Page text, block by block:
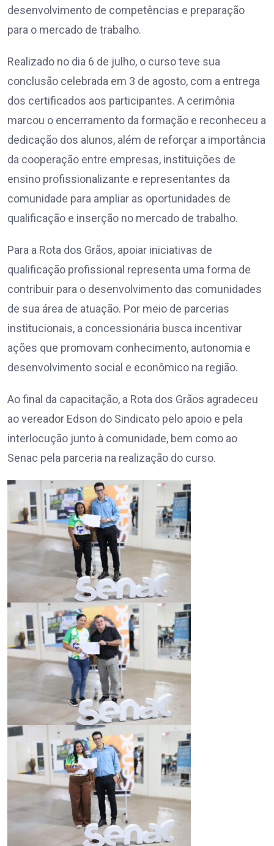
desenvolvimento de competências e preparação
para o mercado de trabalho.
Realizado no dia 6 de julho, o curso teve sua
conclusão celebrada em 3 de agosto, com a entrega
dos certificados aos participantes. A cerimônia
marcou o encerramento da formação e reconheceu a
dedicação dos alunos, além de reforçar a importância
da cooperação entre empresas, instituições de
ensino profissionalizante e representantes da
comunidade para ampliar as oportunidades de
qualificação e inserção no mercado de trabalho.
Para a Rota dos Grãos, apoiar iniciativas de
qualificação profissional representa uma forma de
contribuir para o desenvolvimento das comunidades
de sua área de atuação. Por meio de parcerias
institucionais, a concessionária busca incentivar
ações que promovam conhecimento, autonomia e
desenvolvimento social e econômico na região.
Ao final da capacitação, a Rota dos Grãos agradeceu
ao vereador Edson do Sindicato pelo apoio e pela
interlocução junto à comunidade, bem como ao
Senac pela parceria na realização do curso.